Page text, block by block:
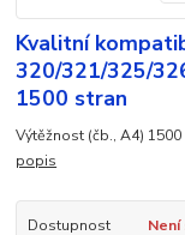
Kvalitní
320/321/325/
1500 stran
Výtěžnost (čb., A4)
popis
Dostupnost